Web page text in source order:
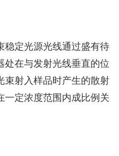
稳定光源光线通过盛有待
处在与发射光线垂直的位
束射入样品时产生的散射
一定浓度范围内成比例关